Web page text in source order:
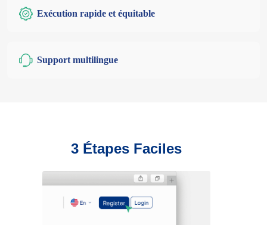
Exécution rapide et équitable
Support multilingue
3 Étapes Faciles